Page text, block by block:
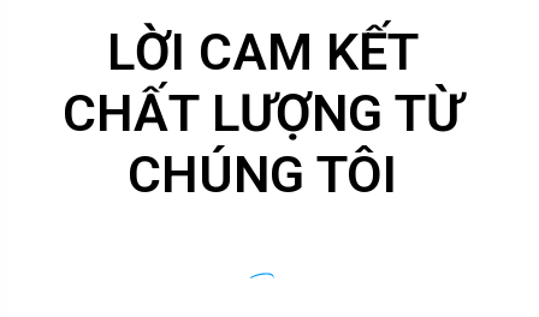
LỜI CAM KẾT
CHẤT LƯỢNG TỪ
CHÚNG TÔI